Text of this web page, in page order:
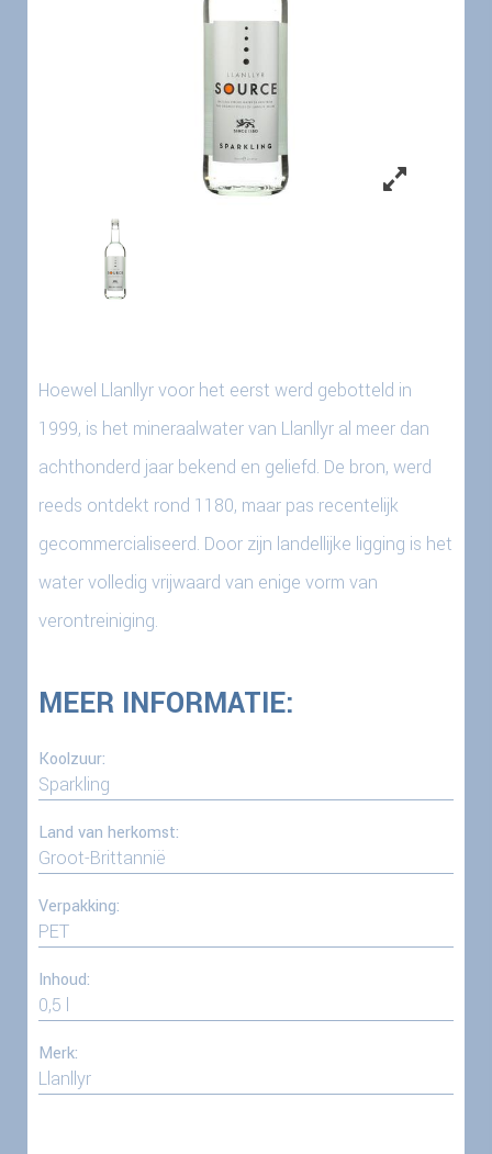
Hoewel Llanllyr voor het eerst werd gebotteld in
1999, is het mineraalwater van Llanllyr al meer dan
achthonderd jaar bekend en geliefd. De bron, werd
reeds ontdekt rond 1180, maar pas recentelijk
gecommercialiseerd. Door zijn landellijke ligging is het
water volledig vrijwaard van enige vorm van
verontreiniging.
MEER INFORMATIE:
Koolzuur:
Sparkling
Land van herkomst:
Groot-Brittannië
Verpakking:
PET
Inhoud:
0,5 l
Merk:
Llanllyr